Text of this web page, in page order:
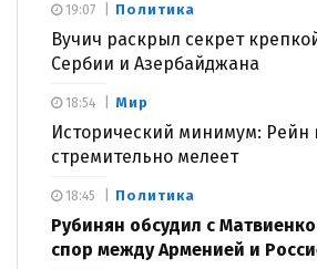
Политика
Вучич раскрыл секрет
Сербии и Азербайджана
19:07
Мир
Исторический минимум: Рейн
стремительно мелеет
18:54
Политика
Рубинян обсудил с
спор между Арменией и
18:45